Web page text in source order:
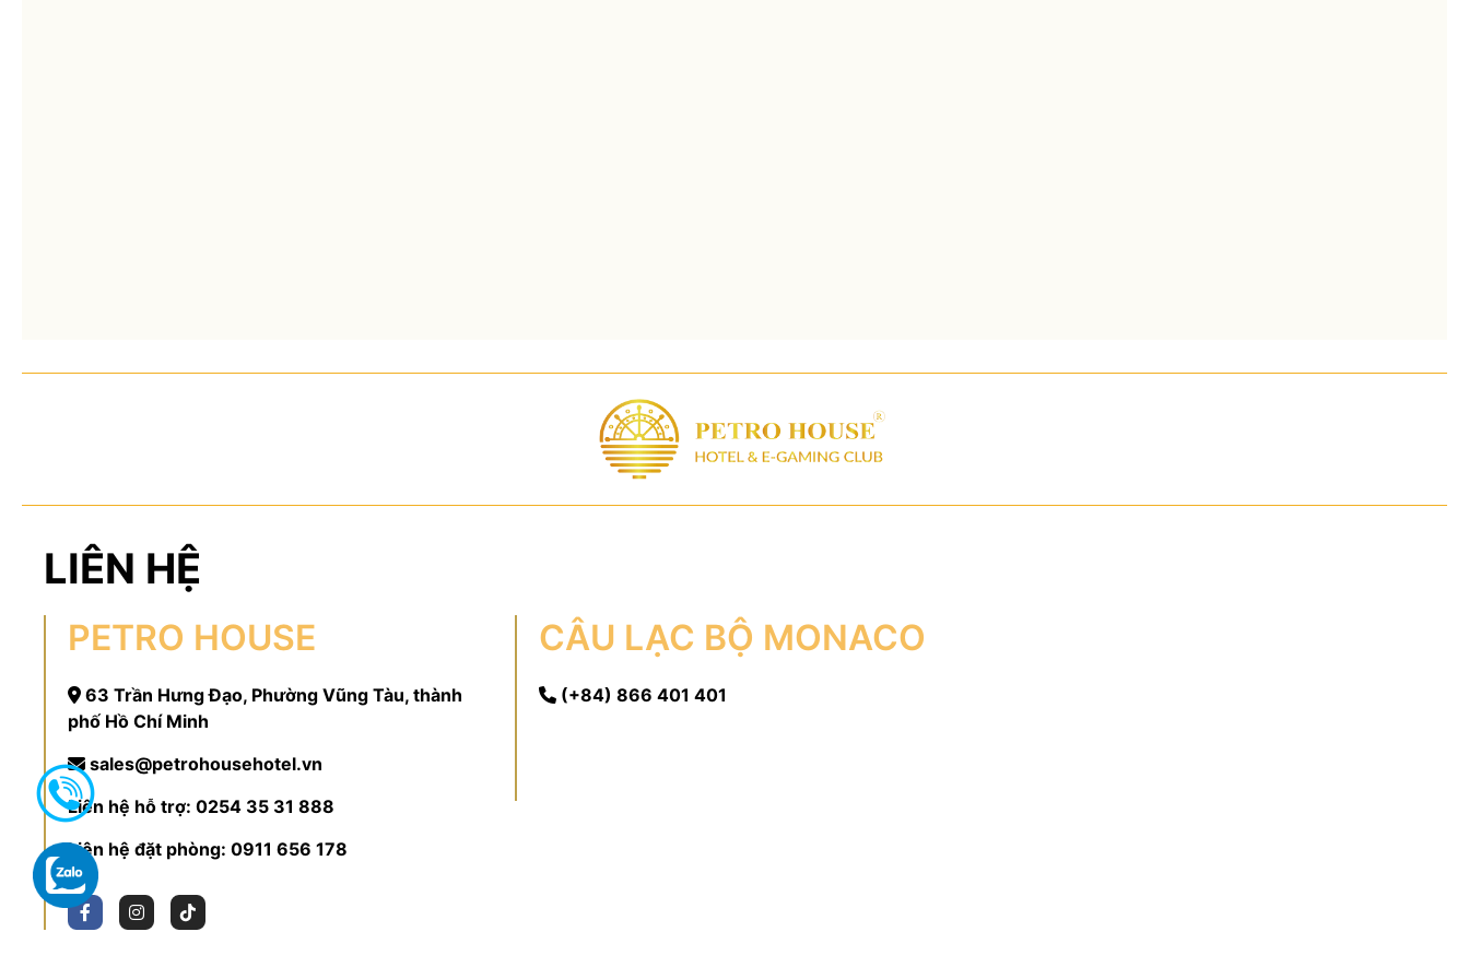
LIÊN HỆ
PETRO HOUSE
63 Trần Hưng Đạo, Phường Vũng Tàu, thành
phố Hồ Chí Minh
sales@petrohousehotel.vn
Liên hệ hỗ trợ: 0254 35 31 888
Liên hệ đặt phòng: 0911 656 178
CÂU LẠC BỘ MONACO
(+84) 866 401 401